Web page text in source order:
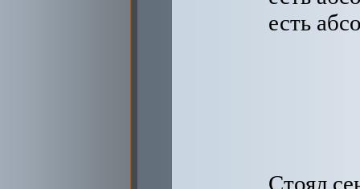
есть
Стоял